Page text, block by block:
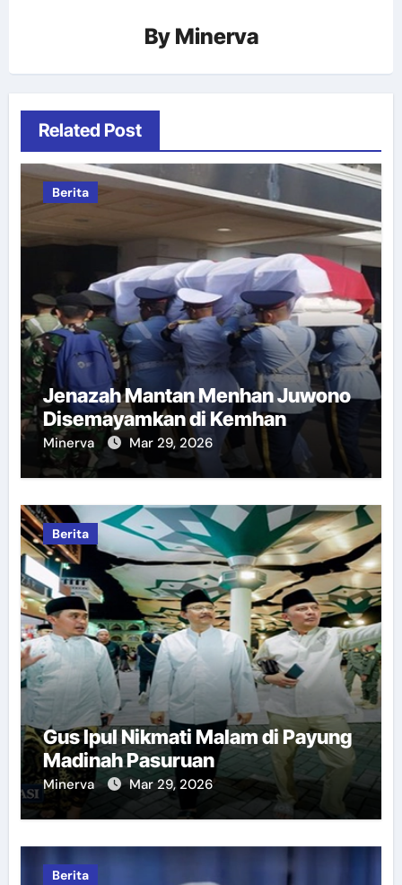
By Minerva
Related Post
Berita
Jenazah Mantan Menhan Juwono
Disemayamkan di Kemhan
Minerva Mar 29, 2026
Berita
Gus Ipul Nikmati Malam di Payung
Madinah Pasuruan
Minerva Mar 29, 2026
Berita